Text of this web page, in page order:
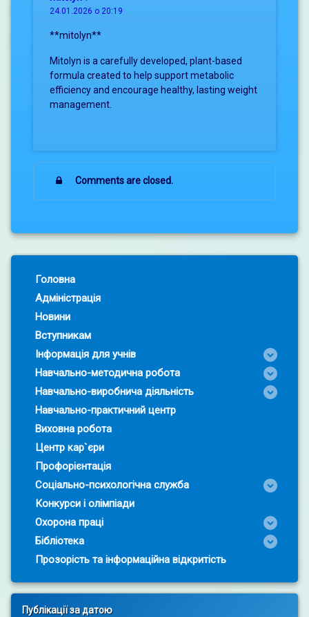
24.01.2026 о 20:19
**mitolyn**
Mitolyn is a carefully developed, plant-based
formula created to help support metabolic
efficiency and encourage healthy, lasting weight
management.
Comments are closed.
Головна
Адміністрація
Новини
Вступникам
Інформація для учнів
Навчально-методична робота
Навчально-виробнича діяльність
Навчально-практичний центр
Виховна робота
Центр кар`єри
Профорієнтація
Соціально-психологічна служба
Конкурси і олімпіади
Охорона праці
Бібліотека
Прозорість та інформаційна відкритість
Публікації за датою